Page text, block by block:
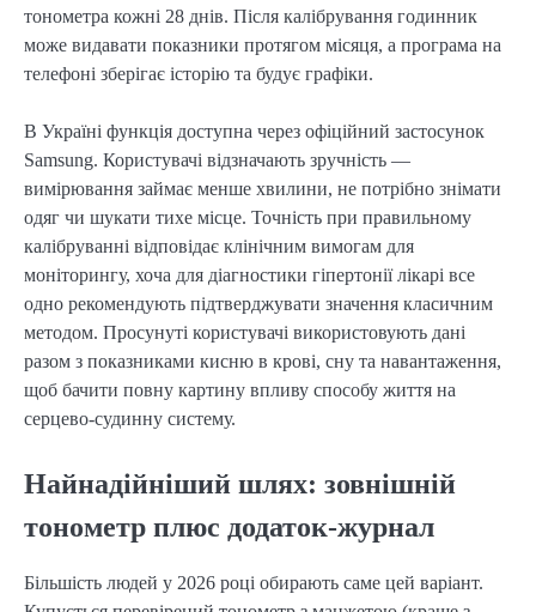
тонометра кожні 28 днів. Після калібрування годинник
може видавати показники протягом місяця, а програма на
телефоні зберігає історію та будує графіки.
В Україні функція доступна через офіційний застосунок
Samsung. Користувачі відзначають зручність —
вимірювання займає менше хвилини, не потрібно знімати
одяг чи шукати тихе місце. Точність при правильному
калібруванні відповідає клінічним вимогам для
моніторингу, хоча для діагностики гіпертонії лікарі все
одно рекомендують підтверджувати значення класичним
методом. Просунуті користувачі використовують дані
разом з показниками кисню в крові, сну та навантаження,
щоб бачити повну картину впливу способу життя на
серцево-судинну систему.
Найнадійніший шлях: зовнішній
тонометр плюс додаток-журнал
Більшість людей у 2026 році обирають саме цей варіант.